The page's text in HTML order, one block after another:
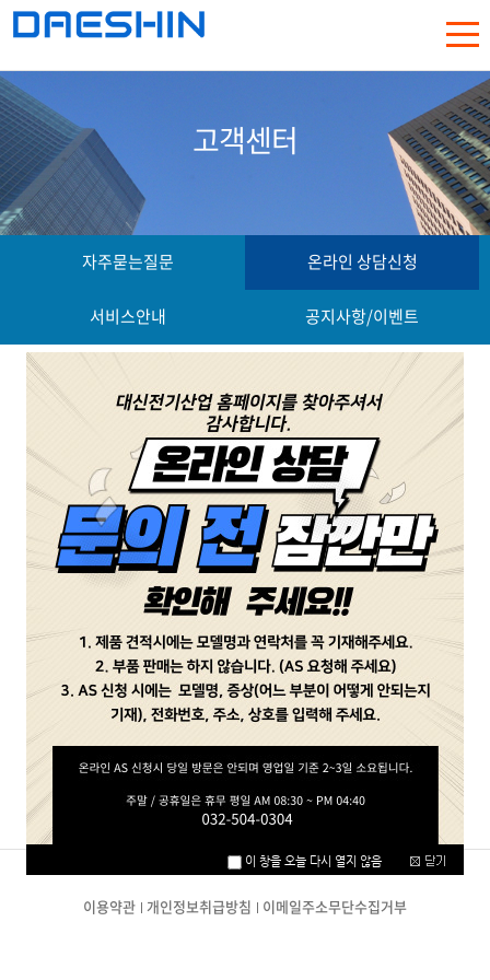
고객센터
자주묻는질문 온라인 상담신청
서비스안내 공지사항/이벤트
비밀번호 를 입력해주십시오.
비밀번호
이용약관 개인정보취급방침 이메일주소무단수집거부